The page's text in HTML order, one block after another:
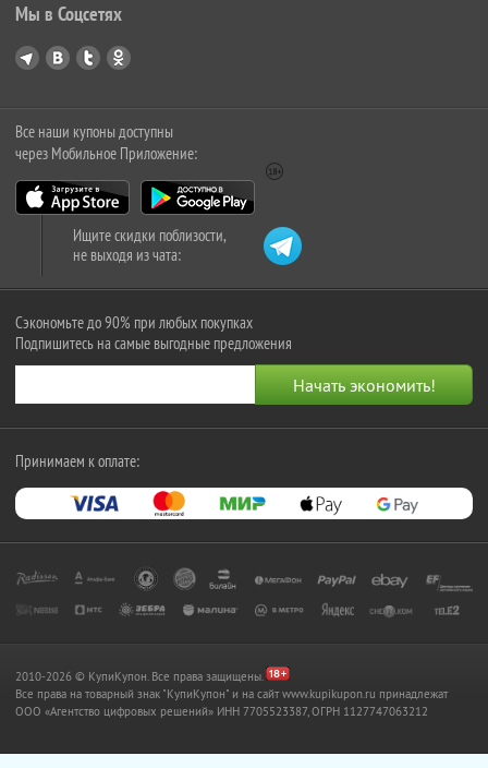
Мы в Соцсетях
Все наши купоны доступны
через Мобильное Приложение:
Ищите скидки поблизости,
не выходя из чата:
Сэкономьте до 90% при любых покупках
Подпишитесь на самые выгодные предложения
Принимаем к оплате:
2010-2026 © КупиКупон. Все права защищены.
Все права на товарный знак "КупиКупон" и на сайт www.kupikupon.ru принадлежат
OOO «Агентство цифровых решений» ИНН 7705523387, ОГРН 1127747063212